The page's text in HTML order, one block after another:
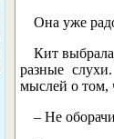
Она уже
Кит
разные
мыслей о том,
– Не